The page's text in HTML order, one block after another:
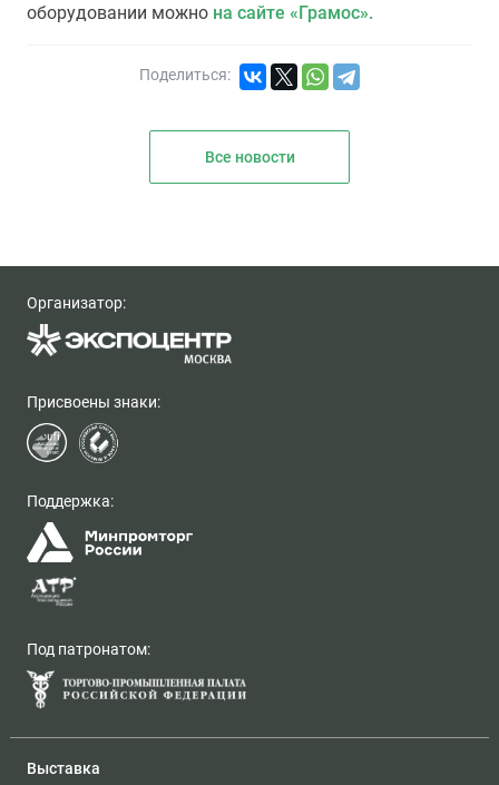
оборудовании можно на сайте «Грамос».
Поделиться:
Все новости
Организатор:
Присвоены знаки:
Поддержка:
Под патронатом:
Выставка